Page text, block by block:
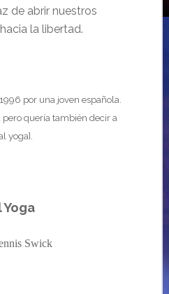
de abrir nuestros
la libertad.
por una joven española.
quería también decir a
yoga].
Yoga
Swick